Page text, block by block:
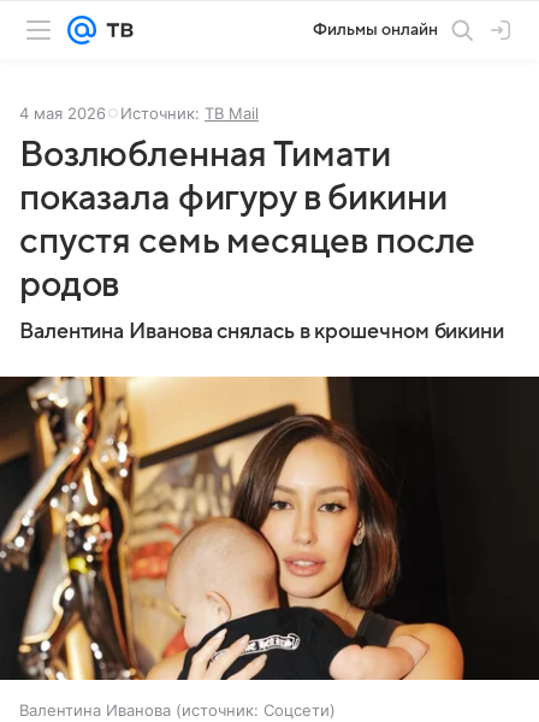
Фильмы онлайн
4 мая 2026 Источник: ТВ Mail
Возлюбленная Тимати
показала фигуру в бикини
спустя семь месяцев после
родов
Валентина Иванова снялась в крошечном бикини
Валентина Иванова источник: Соцсети